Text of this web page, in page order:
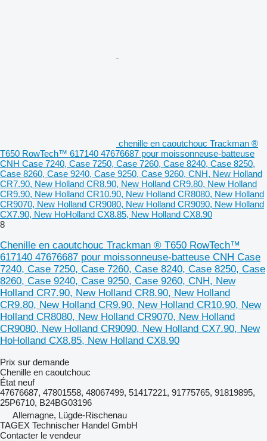
chenille en caoutchouc Trackman ®
T650 RowTech™ 617140 47676687 pour moissonneuse-batteuse
CNH Case 7240, Case 7250, Case 7260, Case 8240, Case 8250,
Case 8260, Case 9240, Case 9250, Case 9260, CNH, New Holland
CR7.90, New Holland CR8.90, New Holland CR9.80, New Holland
CR9.90, New Holland CR10.90, New Holland CR8080, New Holland
CR9070, New Holland CR9080, New Holland CR9090, New Holland
CX7.90, New HoHolland CX8.85, New Holland CX8.90
8
Chenille en caoutchouc Trackman ® T650 RowTech™
617140 47676687 pour moissonneuse-batteuse CNH Case
7240, Case 7250, Case 7260, Case 8240, Case 8250, Case
8260, Case 9240, Case 9250, Case 9260, CNH, New
Holland CR7.90, New Holland CR8.90, New Holland
CR9.80, New Holland CR9.90, New Holland CR10.90, New
Holland CR8080, New Holland CR9070, New Holland
CR9080, New Holland CR9090, New Holland CX7.90, New
HoHolland CX8.85, New Holland CX8.90
Prix sur demande
Chenille en caoutchouc
État neuf
47676687, 47801558, 48067499, 51417221, 91775765, 91819895,
25P6710, B24BG03196
Allemagne, Lügde-Rischenau
TAGEX Technischer Handel GmbH
Contacter le vendeur